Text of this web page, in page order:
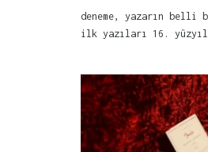
deneme, yazarın
ilk yazıları 16.